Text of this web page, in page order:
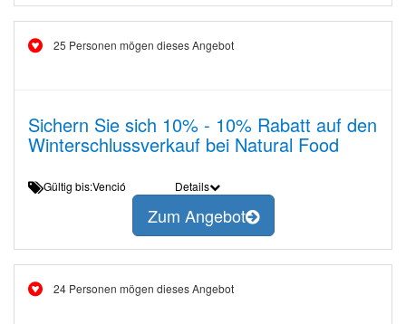
25 Personen mögen dieses Angebot
Sichern Sie sich 10% - 10% Rabatt auf den
Winterschlussverkauf bei Natural Food
Gültig bis:Venció Details
Zum Angebot
24 Personen mögen dieses Angebot